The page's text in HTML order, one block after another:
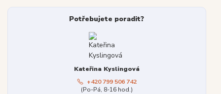
Potřebujete poradit?
Kateřina Kyslingová
+420 799 506 742
(Po-Pá, 8-16 hod.)